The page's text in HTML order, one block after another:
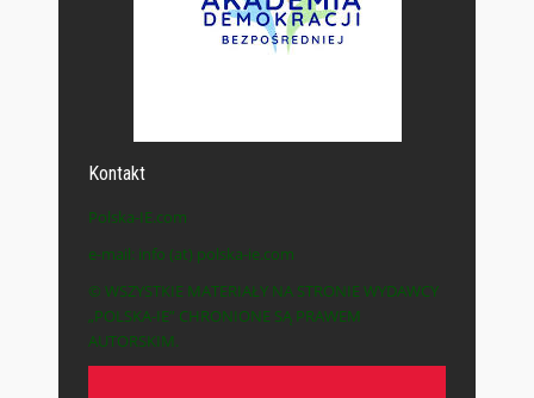
Kontakt
Polska-IE.com
e-mail: info (at) polska-ie.com
© WSZYSTKIE MATERIAŁY NA STRONIE WYDAWCY
„POLSKA-IE” CHRONIONE SĄ PRAWEM
AUTORSKIM.